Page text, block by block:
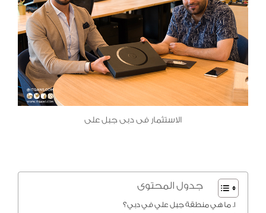
الاستثمار فى دبى جبل على
جدول المحتوى
ما هي منطقة جبل علي في دبي؟